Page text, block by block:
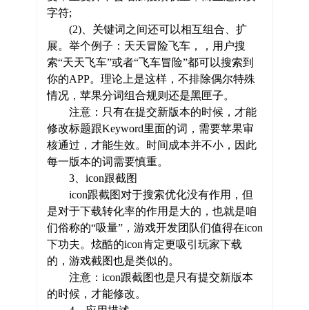
字符;
(2)、关键词之间还可以相互组合、扩
展。举个例子：天天冒险飞车，，用户搜
索“天天飞车”或者“飞车冒险”都可以搜索到
你的APP。理论上是这样，不排除偶尔特殊
情况，苹果分词组合规则还是黑匣子。
注意：只有在提交新版本的时候，才能
修改标题跟Keyword里面的词，需要苹果审
核通过，才能生效。时间成本并不小，因此
每一版本的词需要慎重。
3、icon跟截图
icon跟截图对于搜索优化没有作用，但
是对于下载转化率的作用是大的，也就是咱
们俗称的“吸量”，游戏开发团队们值得在icon
下功夫。炫酷的icon肯定更吸引玩家下载
的，游戏截图也是类似的。
注意：icon跟截图也是只有提交新版本
的时候，才能修改。